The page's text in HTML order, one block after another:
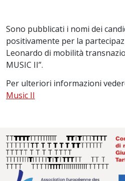
Sono pubblicati i nomi dei
positivamente per la
Leonardo di mobilità
MUSIC II”.
Per ulteriori informazioni
Music II